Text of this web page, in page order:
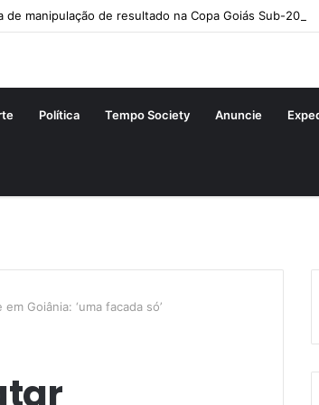
de manipulação de resultado na Copa Goiás Sub-20
Política Tempo Society Anuncie
Goiânia: ‘uma facada só’